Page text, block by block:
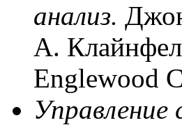
анализ.
А.
Englewood
Управление